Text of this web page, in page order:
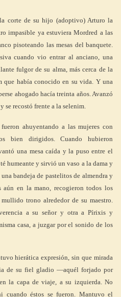
corte de su hijo (adoptivo) Arturo la
impasible ya estuviera Mordred a las
pisoteando las mesas del banquete.
cuando vio entrar al anciano, una
fulgor de su alma, más cerca de la
había conocido en su vida. Y una
ahogado hacía treinta años. Avanzó
se recostó frente a la selenim.
ahuyentando a las mujeres con
bien dirigidos. Cuando hubieron
una mesa caída y la puso entre el
humeante y sirvió un vaso a la dama y
bandeja de pastelitos de almendra y
en la mano, recogieron todos los
trono alrededor de su maestro.
a su señor y otra a Pírixis y
casa, a juzgar por el sonido de los
hierática expresión, sin que mirada
de su fiel gladio —aquél forjado por
la capa de viaje, a su izquierda. No
cuando éstos se fueron. Mantuvo el